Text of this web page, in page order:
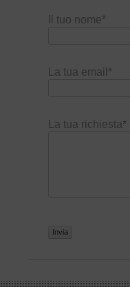
Il tuo nome*
La tua email*
La tua richiesta*